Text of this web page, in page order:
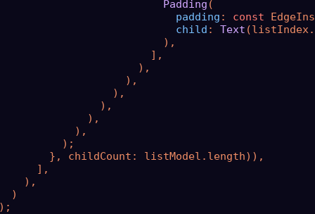
Padding (
padding : const
child : Text
),
],
),
),
),
),
),
),
);
}, childCount: listModel.length)),
],
),
)